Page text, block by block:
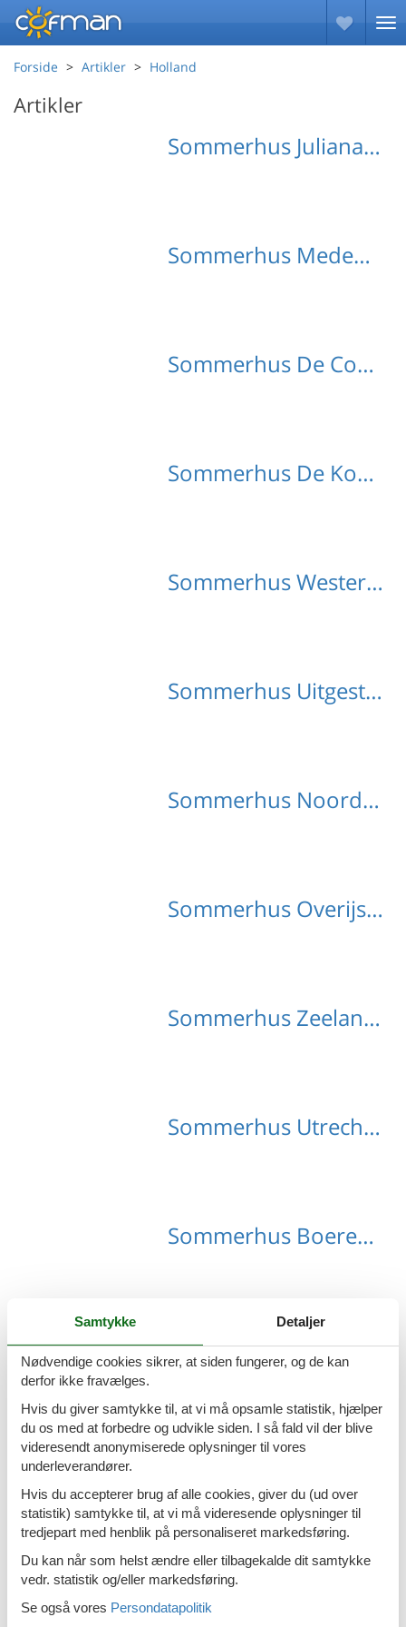
Forside Artikler Holland
Artikler
Sommerhus Julianadorp med hund
Sommerhus Medemblik med hund
Sommerhus De Cocksdorp med hund
Sommerhus De Koog med hund
Sommerhus Westermient med hund
Sommerhus Uitgest med hund
Sommerhus Noordstroe med hund
Sommerhus Overijssel med hund
Sommerhus Zeeland med hund
Sommerhus Utrecht med hund
Sommerhus Boerenhol med hund
Sommerhus Breskens med hund
Sommerhus Veere med hund
Samtykke Detaljer
Nødvendige cookies sikrer, at siden fungerer, og de kan
derfor ikke fravælges.
Hvis du giver samtykke til, at vi må opsamle statistik, hjælper
du os med at forbedre og udvikle siden. I så fald vil der blive
videresendt anonymiserede oplysninger til vores
underleverandører.
Hvis du accepterer brug af alle cookies, giver du (ud over
statistik) samtykke til, at vi må videresende oplysninger til
tredjepart med henblik på personaliseret markedsføring.
Du kan når som helst ændre eller tilbagekalde dit samtykke
vedr. statistik og/eller markedsføring.
Se også vores Persondatapolitik